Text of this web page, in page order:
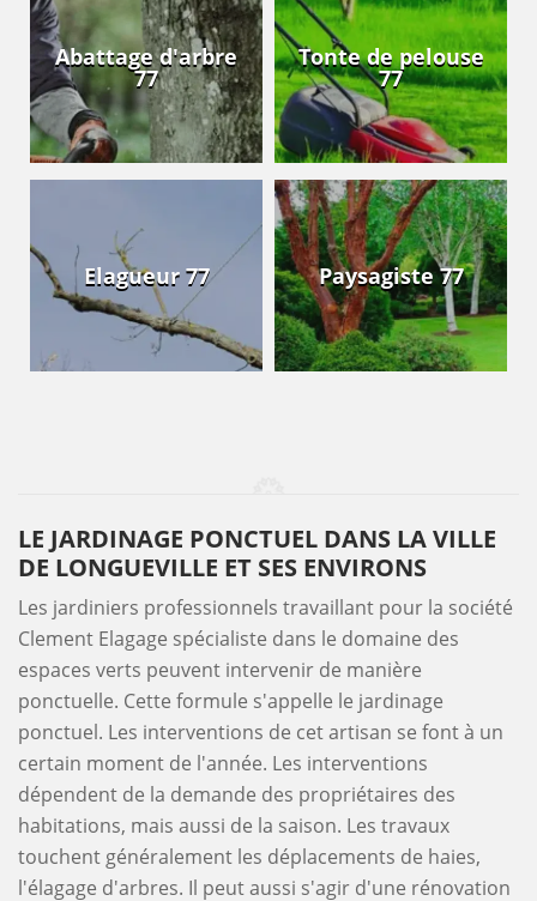
Abattage d'arbre
77
Tonte de pelouse
77
Elagueur 77 Paysagiste 77
LE JARDINAGE PONCTUEL DANS LA VILLE
DE LONGUEVILLE ET SES ENVIRONS
Les jardiniers professionnels travaillant pour la société
Clement Elagage spécialiste dans le domaine des
espaces verts peuvent intervenir de manière
ponctuelle. Cette formule s'appelle le jardinage
ponctuel. Les interventions de cet artisan se font à un
certain moment de l'année. Les interventions
dépendent de la demande des propriétaires des
habitations, mais aussi de la saison. Les travaux
touchent généralement les déplacements de haies,
l'élagage d'arbres. Il peut aussi s'agir d'une rénovation